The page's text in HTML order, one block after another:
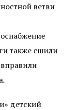
ветви
также сшили
детский